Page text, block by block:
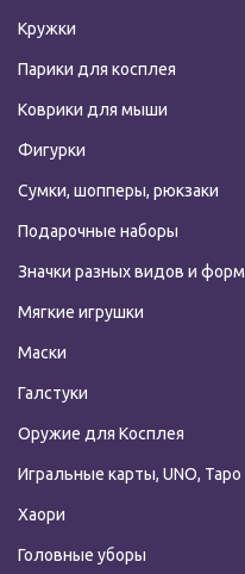
Кружки
Парики для косплея
Коврики для мыши
Фигурки
Сумки, шопперы, рюкзаки
Подарочные наборы
Значки разных видов и форм
Мягкие игрушки
Маски
Галстуки
Оружие для Косплея
Игральные карты, UNO, Таро
Хаори
Головные уборы